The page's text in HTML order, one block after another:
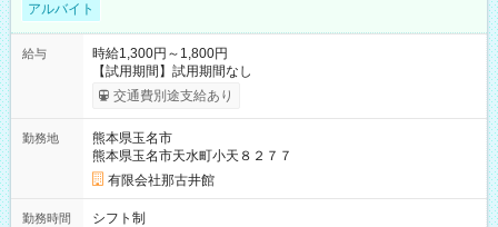
アルバイト
給与
時給1,300円～1,800円
【試用期間】試用期間なし
交通費別途支給あり
勤務地
熊本県玉名市
熊本県玉名市天水町小天８２７７
有限会社那古井館
勤務時間
シフト制